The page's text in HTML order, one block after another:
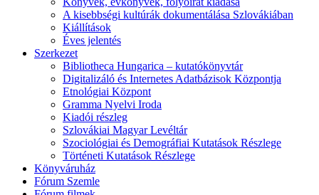
A kisebbségi kultúrák dokumentálása Szlovákiában
Kiállítások
Éves jelentés
Szerkezet
Bibliotheca Hungarica – kutatókönyvtár
Digitalizáló és Internetes Adatbázisok Központja
Etnológiai Központ
Gramma Nyelvi Iroda
Kiadói részleg
Szlovákiai Magyar Levéltár
Szociológiai és Demográfiai Kutatások Részlege
Történeti Kutatások Részlege
Könyváruház
Fórum Szemle